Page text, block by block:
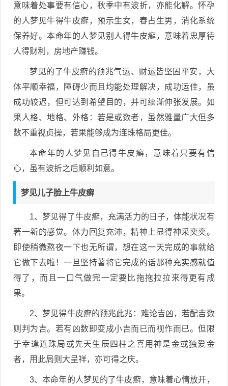
意味着处事要有信心，秋季中有波折，亦能化解。怀孕
的人梦见牛得牛皮癣，预示生女，春占生男，消化系统
保养好。本命年的人梦见别人得牛皮癣，意味着忠厚待
人得财利，房地产赚钱。
梦见的了牛皮癣的预兆气运、财运皆坚固平安，大
体平顺幸福，障碍少而且均能处理解决，成功运佳，虽
成功较迟，但可达到希望目的，并可续渐伸张发展。如
果人格、地格、外格：若是或数者，虽然雅量广大但多
数不重视贞操，若果能够成为连珠格局更佳。
本命年的人梦见自己得牛皮癣，意味着只要有信
心，虽有波折之后顺利如意。
梦见儿子脸上牛皮癣
1、梦见得了牛皮癣，充满活力的日子，体能状况有
著一新的感觉。体力回复充沛，精神上显得神采奕奕。
即使稍微熬夜一下也无所谓，想在这一天完成的事就给
它做下去啦！一旦坚持著将它完成的话那种充实感就值
得了，而且一口气做完一定要比拖拖拉拉来得更有成
果。
2、梦见得牛皮癣的预兆此兆：难论吉凶，若配吉数
则判为吉。若有凶数即变成小吉而已而视作而已。但限
于幸逢连珠局或先天生辰四柱之喜用神是金或独爱金
者，用此局则大呈祥，亦可得之庆。
3、本命年的人梦见的了牛皮癣，意味着心情放开，